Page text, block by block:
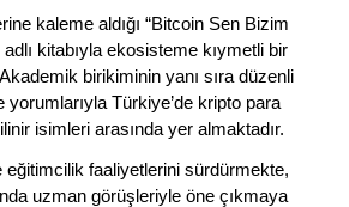
kaleme aldığı “Bitcoin Sen Bizim
kitabıyla ekosisteme kıymetli bir
birikiminin yanı sıra düzenli
yorumlarıyla Türkiye’de kripto para
isimleri arasında yer almaktadır.
eğitimcilik faaliyetlerini sürdürmekte,
uzman görüşleriyle öne çıkmaya